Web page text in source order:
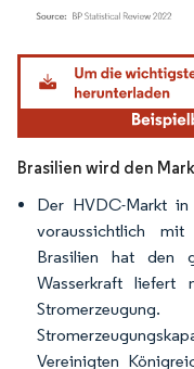
Bild © Mordor Intelligence.
Brasilien wird den
Der HVDC-Markt
voraussichtlich
Brasilien hat den
Wasserkraft liefert
Vereinigten